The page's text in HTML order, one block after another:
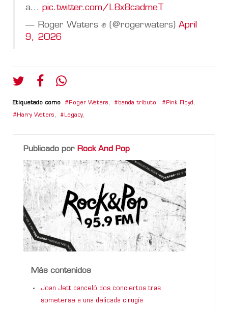
a… pic.twitter.com/L8x8cadmeT
— Roger Waters ✊ (@rogerwaters) April
9, 2026
Etiquetado como Roger Waters, banda tributo, Pink Floyd ,
Harry Waters, Legacy,
Publicado por Rock And Pop
Más contenidos
Joan Jett canceló dos conciertos tras
someterse a una delicada cirugía